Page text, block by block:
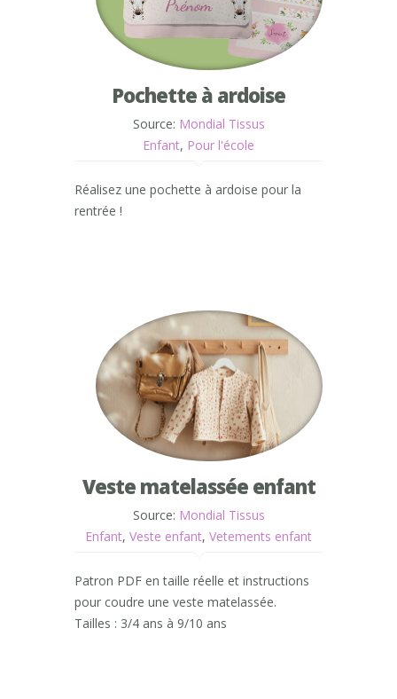
Pochette à ardoise
Source: Mondial Tissus
Enfant, Pour l'école
Réalisez une pochette à ardoise pour la
rentrée !
Veste matelassée enfant
Source: Mondial Tissus
Enfant, Veste enfant, Vetements enfant
Patron PDF en taille réelle et instructions
pour coudre une veste matelassée.
Tailles : 3/4 ans à 9/10 ans